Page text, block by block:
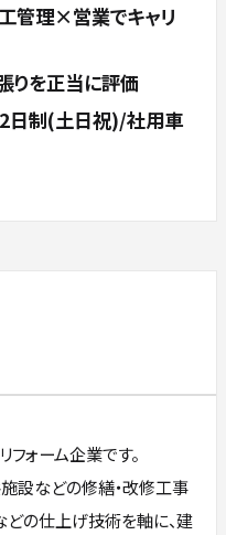
管理×営業でキャリ
りを正当に評価
日制(土日祝)/社用車
ォーム企業です。
設などの修繕・改修工事
どの仕上げ技術を軸に、建